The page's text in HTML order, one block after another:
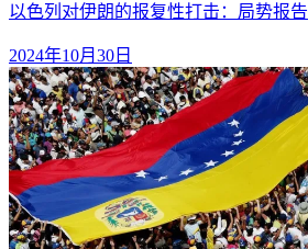
以色列对伊朗的报复性打击：局势报告
2024年10月30日